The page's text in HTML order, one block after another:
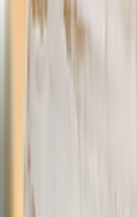
Овощи, овощные
Пельмени,
Тесто
Клетчатка,